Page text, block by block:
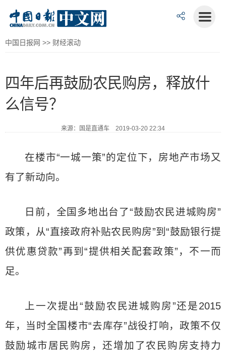
中国日报网 >> 财经滚动
四年后再鼓励农民购房，释放什
么信号？
来源：国是直通车 2019-03-20 22:34
在楼市“一城一策”的定位下，房地产市场又
有了新动向。
日前，全国多地出台了“鼓励农民进城购房”
政策，从“直接政府补贴农民购房”到“鼓励银行提
供优惠贷款”再到“提供相关配套政策”，不一而
足。
上一次提出“鼓励农民进城购房”还是2015
年，当时全国楼市“去库存”战役打响，政策不仅
鼓励城市居民购房，还增加了农民购房支持力